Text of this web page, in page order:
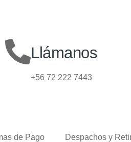
Llámanos
+56 72 222 7443
de Pago Despachos y